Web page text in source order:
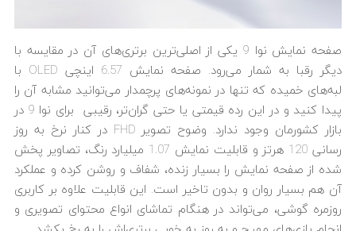
صفحه نمایش نوا 9 یکی از اصلی‌ترین برتری‌های آن در مقایسه با
دیگر رقبا به شمار می‌رود. صفحه نمایش 6.57 اینچی OLED با
لبه‌های خمیده که تنها در نمونه‌های پرچمدار می‌توانید مشابه آن را
پیدا کنید و در این رده قیمتی یا حتی گران‌تر، رقیبی برای نوا 9 در
بازار کشورمان وجود ندارد. وضوح تصویر FHD در کنار نرخ به روز
رسانی 120 هرتز و قابلیت نمایش 1.07 میلیارد رنگ، تصاویر پخش
شده از صفحه نمایش را بسیار زنده، شفاف و روشن کرده و عملکرد
آن هم بسیار روان و بدون تاخیر است. این قابلیت علاوه بر کاربری
روزمره گوشی، می‌تواند در هنگام تماشای انواع محتوای تصویری و